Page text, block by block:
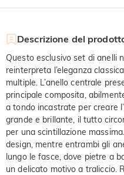
Descrizione del
Questo esclusivo set di anelli
reinterpreta l’eleganza
multiple. L’anello centrale
principale composita,
a tondo incastrate per creare
grande e brillante, il tutto
per una scintillazione
design, mentre entrambi gli
lungo le fasce, dove pietre a
un delicato motivo a traliccio.